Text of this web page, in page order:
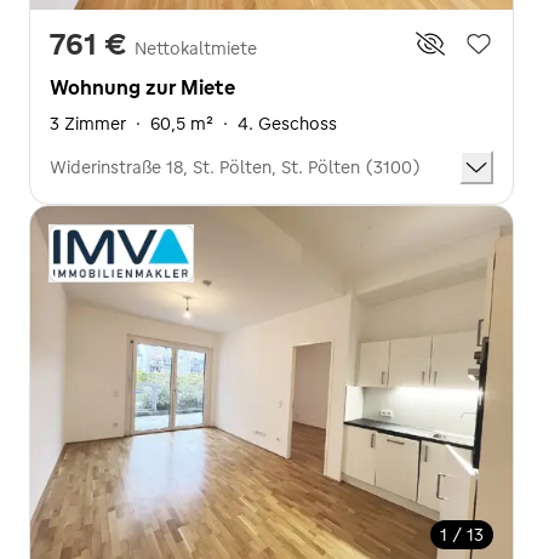
761 € Nettokaltmiete
Wohnung zur Miete
3 Zimmer · 60,5 m² · 4. Geschoss
Widerinstraße 18, St. Pölten, St. Pölten (3100)
1 / 13